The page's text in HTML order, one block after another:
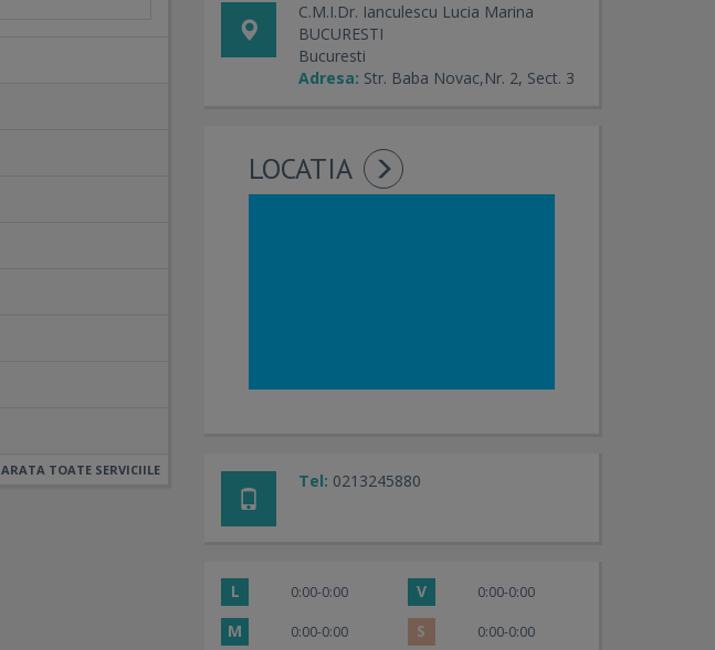
ARATA TOATE SERVICIILE
C.M.I.Dr. Ianculescu Lucia Marina
BUCURESTI
Bucuresti
Adresa: Str. Baba Novac,Nr. 2, Sect. 3
LOCATIA
Tel: 0213245880
L 0:00-0:00 V 0:00-0:00
M 0:00-0:00 S 0:00-0:00